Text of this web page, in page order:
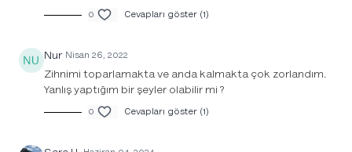
0 Cevapları göster (1)
Nur Nisan 26, 2022
Zihnimi toparlamakta ve anda kalmakta çok zorlandım.
Yanlış yaptığım bir şeyler olabilir mi ?
0 Cevapları göster (1)